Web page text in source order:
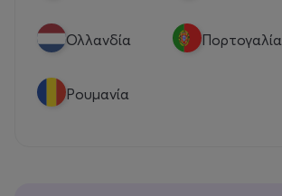
Ολλανδία Πορτογαλία
Ρουμανία